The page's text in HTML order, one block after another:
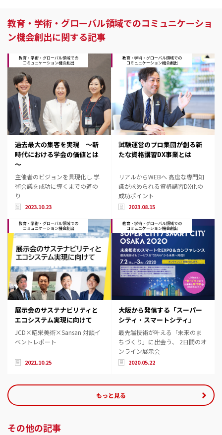
教育・学術・グローバル領域でのコミュニケーショ
ン機会創出に関する記事
教育・学術・グローバル領域での
コミュニケーション機会創出
過去最大の集客を実現 ～新
時代における学会の価値とは
～
主催者のビジョンを具現化し 学
術会議を成功に導くまでの道の
り
2023.10.23
教育・学術・グローバル領域での
コミュニケーション機会創出
試験運営のプロ集団が創る新
たな資格講習DX事業とは
リアルからWEBへ 高度な専門知
識が求められる資格講習DX化の
成功ポイント
2023.08.15
教育・学術・グローバル領域での
コミュニケーション機会創出
展示会のサステナビリティと
エコシステム実現に向けて
JCD×昭栄美術×Sansan 対談イ
ベントレポート
2021.10.25
教育・学術・グローバル領域での
コミュニケーション機会創出
大阪から発信する「スーパー
シティ・スマートシティ」
最先端技術が叶える「未来のま
ちづくり」に出会う、 2日間のオ
ンライン展示会
2020.05.22
もっと見る
その他の記事